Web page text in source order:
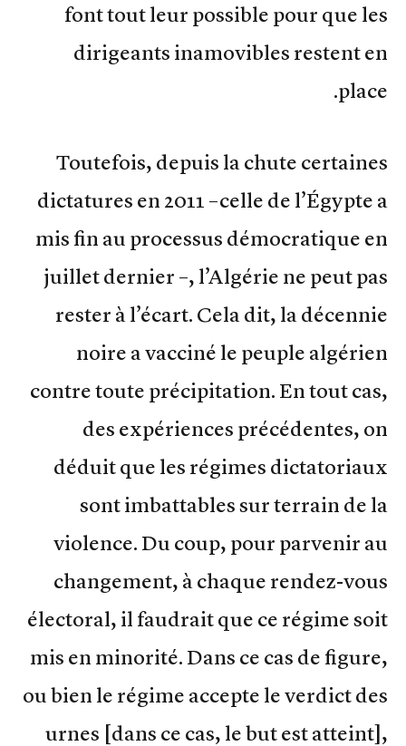
font tout leur possible pour que les
dirigeants inamovibles restent en
place.
Toutefois, depuis la chute certaines
dictatures en 2011 –celle de l’Égypte a
mis fin au processus démocratique en
juillet dernier –, l’Algérie ne peut pas
rester à l’écart. Cela dit, la décennie
noire a vacciné le peuple algérien
contre toute précipitation. En tout cas,
des expériences précédentes, on
déduit que les régimes dictatoriaux
sont imbattables sur terrain de la
violence. Du coup, pour parvenir au
changement, à chaque rendez-vous
électoral, il faudrait que ce régime soit
mis en minorité. Dans ce cas de figure,
ou bien le régime accepte le verdict des
urnes [dans ce cas, le but est atteint],